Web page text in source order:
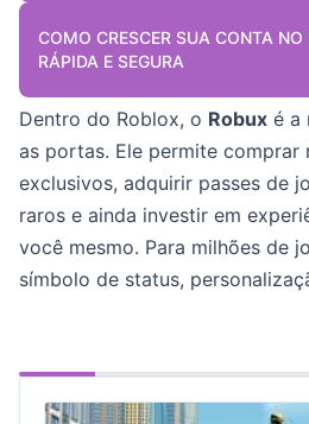
COMO CRESCER SUA CONTA
RÁPIDA E SEGURA
Dentro do Roblox, o Robux é a
as portas. Ele permite comprar
exclusivos, adquirir passes de
raros e ainda investir em
você mesmo. Para milhões de
símbolo de status,